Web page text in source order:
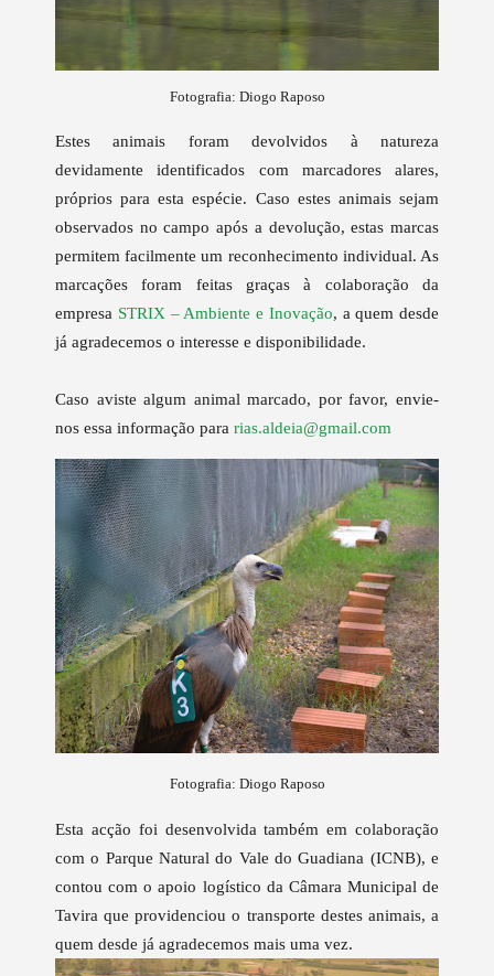
Fotografia: Diogo Raposo
Estes animais foram devolvidos à natureza
devidamente identificados com marcadores alares,
próprios para esta espécie. Caso estes animais sejam
observados no campo após a devolução, estas marcas
permitem facilmente um reconhecimento individual. As
marcações foram feitas graças à colaboração da
empresa STRIX – Ambiente e Inovação, a quem desde
já agradecemos o interesse e disponibilidade.
Caso aviste algum animal marcado, por favor, envie-
nos essa informação para rias.aldeia@gmail.com
Fotografia: Diogo Raposo
Esta acção foi desenvolvida também em colaboração
com o Parque Natural do Vale do Guadiana (ICNB), e
contou com o apoio logístico da Câmara Municipal de
Tavira que providenciou o transporte destes animais, a
quem desde já agradecemos mais uma vez.